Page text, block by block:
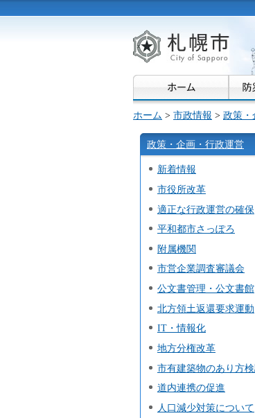
札幌市
ホーム > 市政情報 > 政策・
政策・企画・行政運営
新着情報
市役所改革
適正な行政運営の確保
平和都市さっぽろ
附属機関
市営企業調査審議会
公文書管理・公文書館
北方領土返還要求運動
IT・情報化
地方分権改革
市有建築物のあり方
道内連携の促進
人口減少対策について